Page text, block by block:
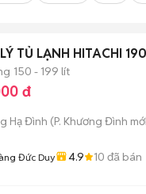
TỦ LẠNH HITACHI
150 - 199 lít
đ
Hạ Đình (P. Khương Đình
Đức Duy 4.9 10 đã bán